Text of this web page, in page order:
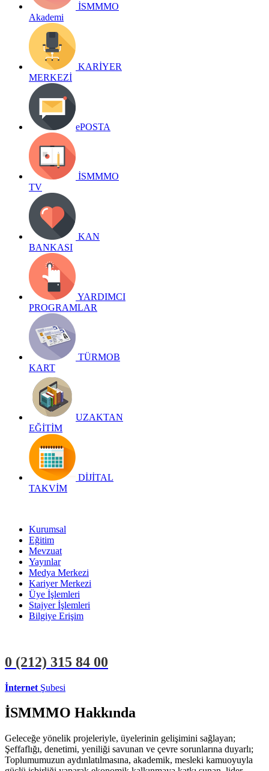
İSMMMO
Akademi
KARİYER
MERKEZİ
ePOSTA
İSMMMO
TV
KAN
BANKASI
YARDIMCI
PROGRAMLAR
TÜRMOB
KART
UZAKTAN
EĞİTİM
DİJİTAL
TAKVİM
Kurumsal
Eğitim
Mevzuat
Yayınlar
Medya Merkezi
Kariyer Merkezi
Üye İşlemleri
Stajyer İşlemleri
Bilgiye Erişim
0 (212) 315 84 00
İnternet Şubesi
İSMMMO Hakkında
Geleceğe yönelik projeleriyle, üyelerinin gelişimini sağlayan;
Şeffaflığı, denetimi, yeniliği savunan ve çevre sorunlarına duyarlı;
Toplumumuzun aydınlatılmasına, akademik, mesleki kamuoyuyla